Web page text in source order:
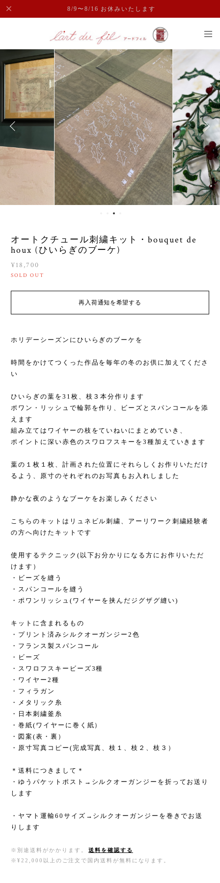
8/9〜8/16 お休みいたします
オートクチュール刺繍キット・bouquet de
houx (ひいらぎのブーケ)
¥18,700
SOLD OUT
再入荷通知を希望する
ホリデーシーズンにひいらぎのブーケを
時間をかけてつくった作品を毎年の冬のお供に加えてくださ
い
ひいらぎの葉を31枚、枝３本分作ります
ポワン・リッシュで輪郭を作り、ビーズとスパンコールを添
えます
組み立てはワイヤーの枝をていねいにまとめていき、
ポイントに深い赤色のスワロフスキーを3種加えていきます
葉の１枚１枚、計画された位置にそれらしくお作りいただけ
るよう、原寸のそれぞれのお写真もお入れしました
静かな夜のようなブーケをお楽しみください
こちらのキットはリュネビル刺繍、アーリワーク刺繍経験者
の方へ向けたキットです
使用するテクニック(以下お分かりになる方にお作りいただ
けます）
・ビーズを縫う
・スパンコールを縫う
・ポワンリッシュ(ワイヤーを挟んだジグザグ縫い)
キットに含まれるもの
・プリント済みシルクオーガンジー2色
・フランス製スパンコール
・ビーズ
・スワロフスキービーズ3種
・ワイヤー2種
・フィラガン
・メタリック糸
・日本刺繍釜糸
・巻紙(ワイヤーに巻く紙）
・図案(表・裏）
・原寸写真コピー(完成写真、枝１、枝２、枝３）
＊送料につきまして＊
・ゆうパケットポスト→シルクオーガンジーを折ってお送り
します
・ヤマト運輸60サイズ→シルクオーガンジーを巻きでお送
りします
※別途送料がかかります。
送料を確認する
※¥22,000以上のご注文で国内送料が無料になります。